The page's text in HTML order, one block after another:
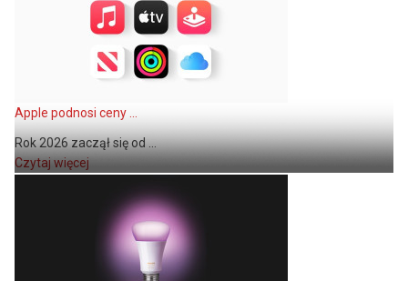
Apple podnosi ceny ...
Rok 2026 zaczął się od ...
Czytaj więcej